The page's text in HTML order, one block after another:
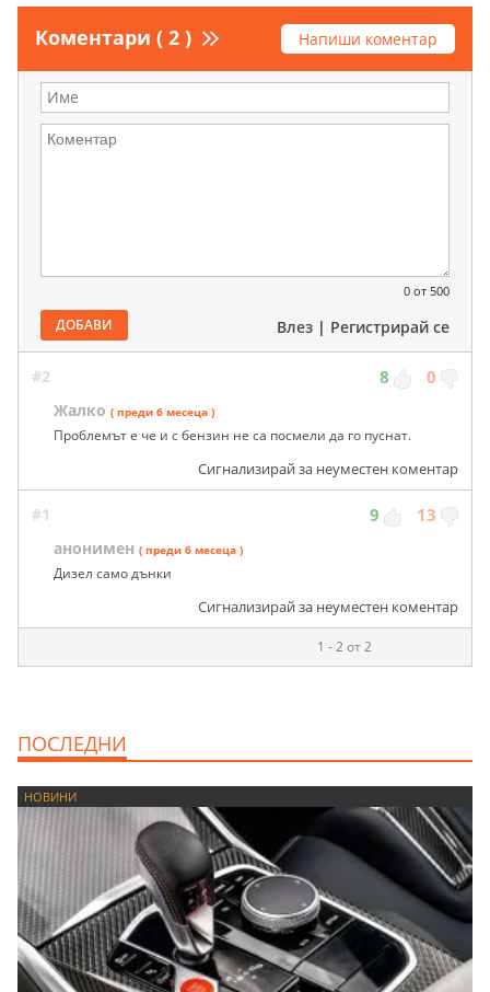
Коментари ( 2 ) Напиши коментар
0 от 500
ДОБАВИ Влез | Регистрирай се
#2 8 0
Жалко ( преди 6 месеца )
Проблемът е че и с бензин не са посмели да го пуснат.
Сигнализирай за неуместен коментар
#1 9 13
анонимен ( преди 6 месеца )
Дизел само дънки
Сигнализирай за неуместен коментар
1 - 2 от 2
ПОСЛЕДНИ
НОВИНИ